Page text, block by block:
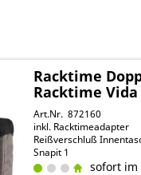
Racktime
Racktime
Art.Nr. 872160
inkl. Racktimeadapter
Reißverschluß
Snapit 1
sofort im